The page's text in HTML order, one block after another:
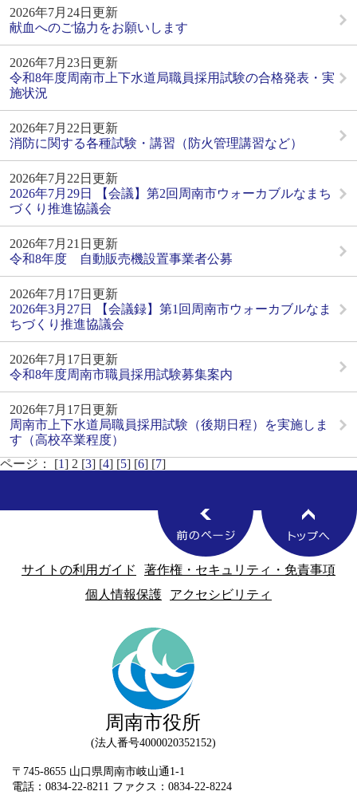
2026年7月24日更新
献血へのご協力をお願いします
2026年7月23日更新
令和8年度周南市上下水道局職員採用試験の合格発表・実
施状況
2026年7月22日更新
消防に関する各種試験・講習（防火管理講習など）
2026年7月22日更新
2026年7月29日 【会議】第2回周南市ウォーカブルなまち
づくり推進協議会
2026年7月21日更新
令和8年度 自動販売機設置事業者公募
2026年7月17日更新
2026年3月27日 【会議録】第1回周南市ウォーカブルなま
ちづくり推進協議会
2026年7月17日更新
令和8年度周南市職員採用試験募集案内
2026年7月17日更新
周南市上下水道局職員採用試験（後期日程）を実施しま
す（高校卒業程度）
ページ： [1] 2 [3] [4] [5] [6] [7]
サイトの利用ガイド
著作権・セキュリティ・免責事項
個人情報保護
アクセシビリティ
周南市役所
法人番号4000020352152
〒745-8655 山口県周南市岐山通1-1
電話：0834-22-8211 ファクス：0834-22-8224